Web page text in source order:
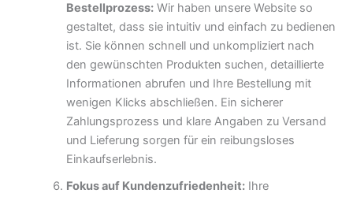
Bestellprozess:Wir haben unsere Website so
gestaltet, dass sie intuitiv und einfach zu bedienen
ist. Sie können schnell und unkompliziert nach
den gewünschten Produkten suchen, detaillierte
Informationen abrufen und Ihre Bestellung mit
wenigen Klicks abschließen. Ein sicherer
Zahlungsprozess und klare Angaben zu Versand
und Lieferung sorgen für ein reibungsloses
Einkaufserlebnis.
Fokus auf Kundenzufriedenheit:Ihre